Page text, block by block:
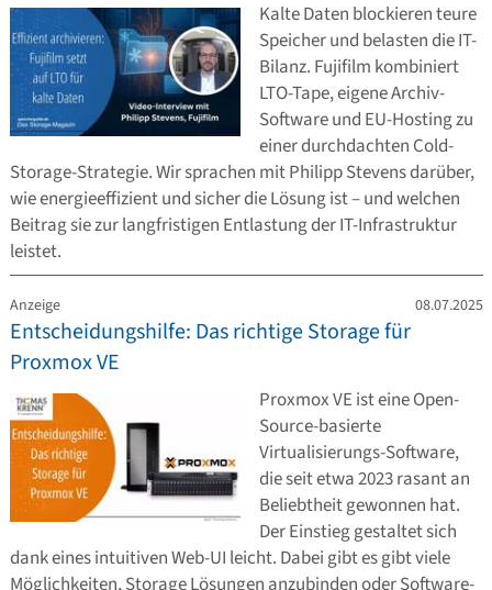
Kalte Daten blockieren teure
Speicher und belasten die IT-
Bilanz. Fujifilm kombiniert
LTO-Tape, eigene Archiv-
Software und EU-Hosting zu
einer durchdachten Cold-
Storage-Strategie. Wir sprachen mit Philipp Stevens darüber,
wie energieeffizient und sicher die Lösung ist – und welchen
Beitrag sie zur langfristigen Entlastung der IT-Infrastruktur
leistet.
Anzeige 08.07.2025
Entscheidungshilfe: Das richtige Storage für
Proxmox VE
Proxmox VE ist eine Open-
Source-basierte
Virtualisierungs-Software,
die seit etwa 2023 rasant an
Beliebtheit gewonnen hat.
Der Einstieg gestaltet sich
dank eines intuitiven Web-UI leicht. Dabei gibt es gibt viele
Möglichkeiten, Storage Lösungen anzubinden oder Software-